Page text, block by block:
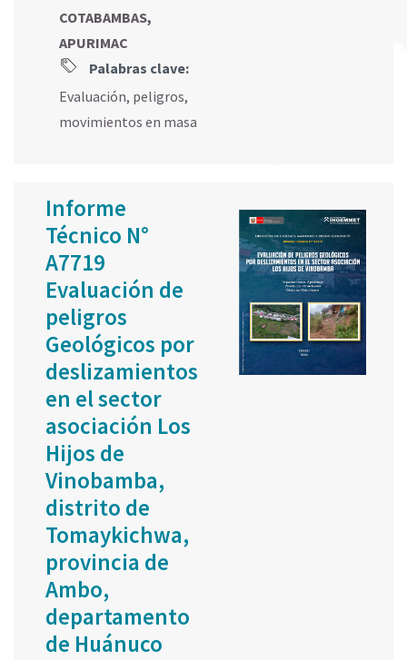
COTABAMBAS,
APURIMAC
Palabras clave:
Evaluación, peligros,
movimientos en masa
Informe
Técnico N°
A7719
Evaluación de
peligros
Geológicos por
deslizamientos
en el sector
asociación Los
Hijos de
Vinobamba,
distrito de
Tomaykichwa,
provincia de
Ambo,
departamento
de Huánuco